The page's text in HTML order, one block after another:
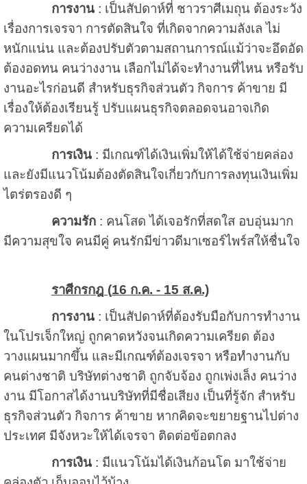
การงาน: เป็นสัปดาห์ที่ ชาวราศีเมถุน ต้องระวัง
เรื่องการเจรจา การตัดสินใจ ที่เกิดจากความลังเล ไม่
หนักแน่น และต้องปรับตัวตามสถานการณ์แม้ว่าจะอึดอัด
ต้องอดทน คนว่างงาน เลือกไม่ได้จะทำงานที่ไหน หรือรับ
งานอะไรก่อนดี สำหรับธุรกิจส่วนตัว กิจการ ค้าขาย มี
เรื่องให้ต้องเรียนรู้ ปรับแผนธุรกิจตลอดจนอาจเกิด
ความเครียดได้
การเงิน: มีเกณฑ์ได้เงินเพิ่มให้ได้ใช้จ่ายคล่อง
และยังมีแนวโน้มต้องตัดสินใจเกี่ยวกับการลงทุนเงินเพิ่ม
ไตร่ตรองดี ๆ
ความรัก: คนโสด ได้เจอรักที่สดใส อบอุ่นมาก
มีความสุขใจ คนมีคู่ คนรักมีข่าวดีมาเซอร์ไพร์สให้ชื่นใจ
ราศีกรกฎ (16 ก.ค. - 15 ส.ค.)
การงาน: เป็นสัปดาห์ที่ต้องรับมือกับการทำงาน
ในโปรเจ็กใหญ่ ถูกคาดหวังจนเกิดความเครียด ต้อง
วางแผนมากขึ้น และมีเกณฑ์ต้องเจรจา หรือทำงานกับ
คนต่างชาติ บริษัทต่างชาติ ถูกจับจ้อง ถูกเพ่งเล็ง คนว่าง
งาน มีโอกาสได้งานบริษัทที่มีชื่อเสียง เป็นที่รู้จัก สำหรับ
ธุรกิจส่วนตัว กิจการ ค้าขาย หากคิดจะขยายฐานไปต่าง
ประเทศ มีจังหวะให้ได้เจรจา ติดต่อข้อตกลง
การเงิน: มีแนวโน้มได้เงินก้อนโต มาใช้จ่าย